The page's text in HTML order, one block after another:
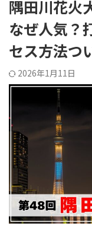
隅田川花火
なぜ人気？
セス方法つ
2026年1月11日